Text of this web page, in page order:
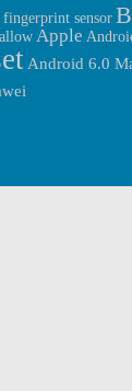
ะถึงนี้เอง โดยรายล
ดังอย่าง Weibo โดย
ที่ก่อนหน้านี้ไม่มีข่าวใ
าบนหน้าเว็บไซต์
ด Spec ของตัวเครื่อง
ราบกันแล้ว อีกทั้งเมื่
กมาระบุว่า
fingerprint sensor
Apple
Android 6.0